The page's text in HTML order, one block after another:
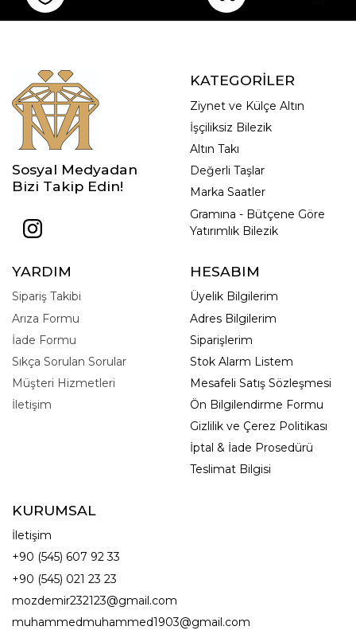
Sosyal Medyadan
Bizi Takip Edin!
KATEGORİLER
Ziynet ve Külçe Altın
İşçiliksiz Bilezik
Altın Takı
Değerli Taşlar
Marka Saatler
Gramına - Bütçene Göre
Yatırımlık Bilezik
YARDIM
Sipariş Takibi
Arıza Formu
İade Formu
Sıkça Sorulan Sorular
Müşteri Hizmetleri
İletişim
HESABIM
Üyelik Bilgilerim
Adres Bilgilerim
Siparişlerim
Stok Alarm Listem
Mesafeli Satış Sözleşmesi
Ön Bilgilendirme Formu
Gizlilik ve Çerez Politikası
İptal & İade Prosedürü
Teslimat Bilgisi
KURUMSAL
İletişim
+90 (545) 607 92 33
+90 (545) 021 23 23
mozdemir232123@gmail.com
muhammedmuhammed1903@gmail.com